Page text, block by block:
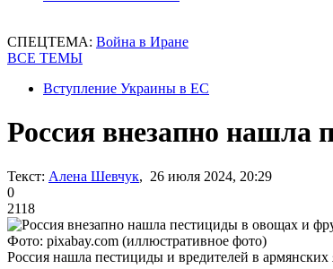
СПЕЦТЕМА: Война в Иране
ВСЕ ТЕМЫ
Вступление Украины в ЕС
Россия внезапно нашла
Текст: Алена Шевчук, 26 июля 2024, 20:29
0
2118
Фото: pixabay.com (иллюстративное фото)
Россия нашла пестициды и вредителей в армянских